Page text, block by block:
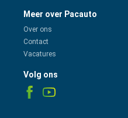
Meer over Pacauto
Over ons
Contact
Vacatures
Volg ons